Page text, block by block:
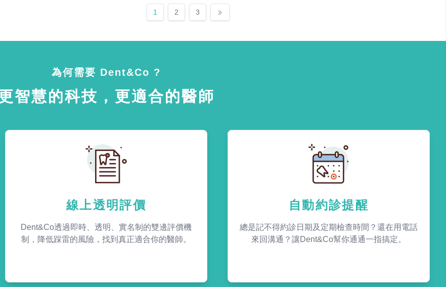
1 2 3
為何需要 Dent&Co ?
智慧的科技，更適合的醫師
線上透明評價
Dent&Co透過即時、透明、實名制的雙邊評價機
制，降低踩雷的風險，找到真正適合你的醫師。
自動約診提醒
總是記不得約診日期及定期檢查時間？還在用電話
來回溝通？讓Dent&Co幫你通通一指搞定。